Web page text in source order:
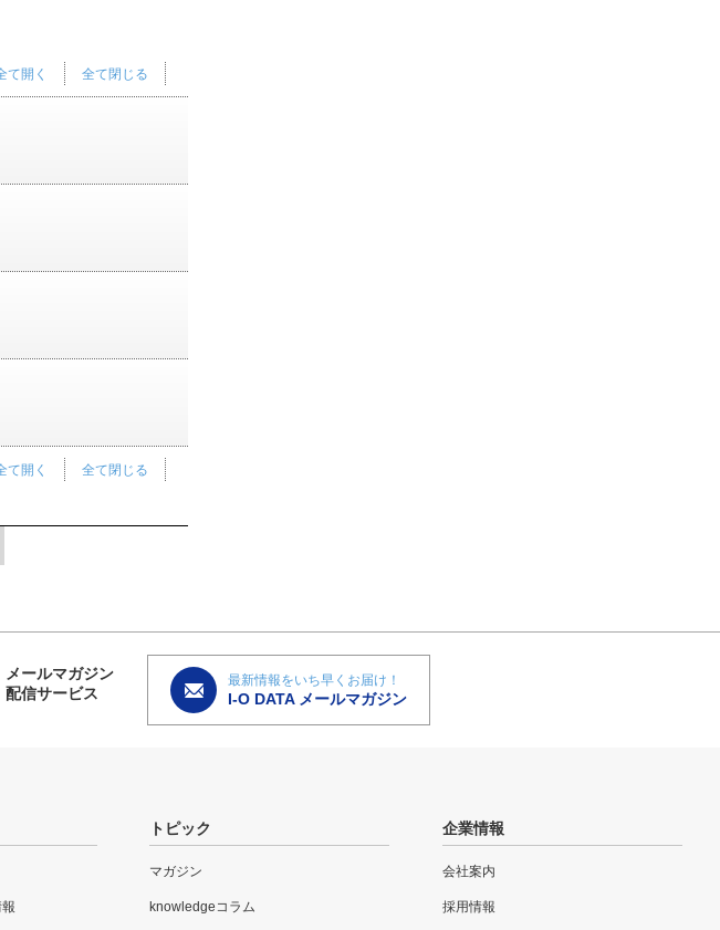
全て閉じる
て開く
全て閉じる
て開く
メールマガジン
配信サービス
最新情報をいち早くお届け！
I-O DATA メールマガジン
トピック
マガジン
knowledgeコラム
企業情報
会社案内
採用情報